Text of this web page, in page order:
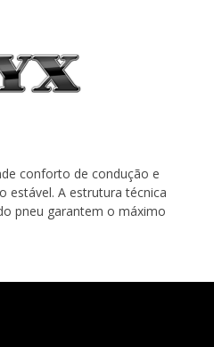
conforto de condução e
estável. A estrutura técnica
pneu garantem o máximo